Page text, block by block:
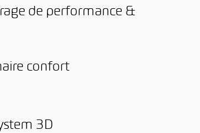
de performance &
confort
3D